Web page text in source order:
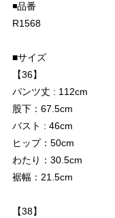
◾️品番
R1568
■サイズ
【36】
パンツ丈 : 112cm
股下：67.5cm
バスト : 46cm
ヒップ：50cm
わたり：30.5cm
裾幅：21.5cm
【38】